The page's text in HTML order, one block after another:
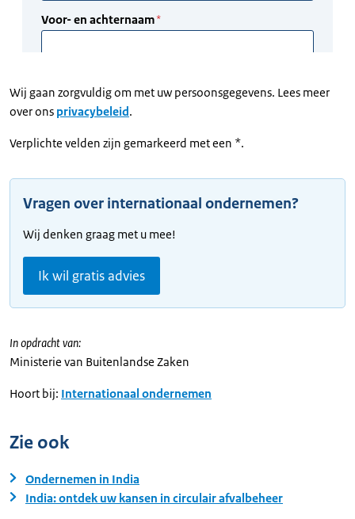
Wij gaan zorgvuldig om met uw persoonsgegevens. Lees meer
over ons privacybeleid.
Verplichte velden zijn gemarkeerd met een *.
Vragen over internationaal ondernemen?
Wij denken graag met u mee!
Ik wil gratis advies
In opdracht van:
Ministerie van Buitenlandse Zaken
Hoort bij: Internationaal ondernemen
Zie ook
Ondernemen in India
India: ontdek uw kansen in circulair afvalbeheer